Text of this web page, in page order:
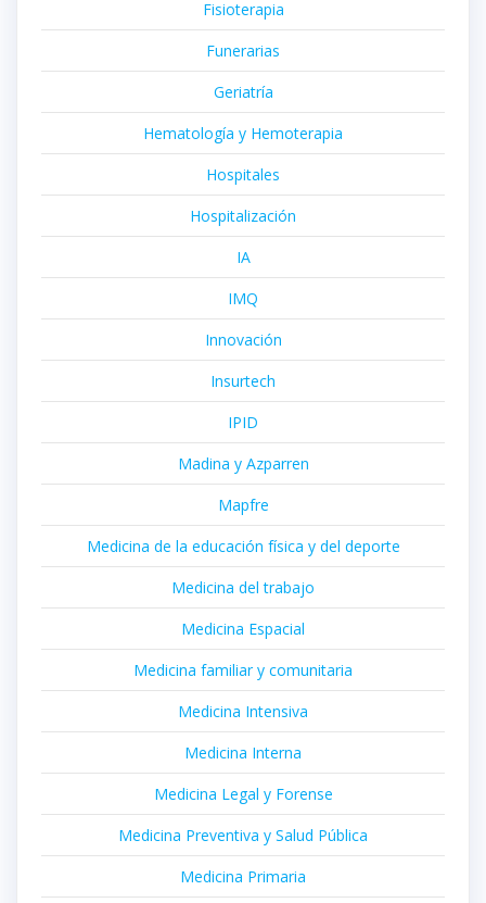
Fisioterapia
Funerarias
Geriatría
Hematología y Hemoterapia
Hospitales
Hospitalización
IA
IMQ
Innovación
Insurtech
IPID
Madina y Azparren
Mapfre
Medicina de la educación física y del deporte
Medicina del trabajo
Medicina Espacial
Medicina familiar y comunitaria
Medicina Intensiva
Medicina Interna
Medicina Legal y Forense
Medicina Preventiva y Salud Pública
Medicina Primaria